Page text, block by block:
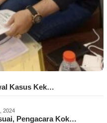
Kasus Kek…
2024
Pengacara Kok…